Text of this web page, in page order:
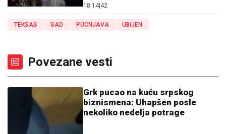
18:14 42
TEKSAS SAD PUCNJAVA UBIJEN
Povezane vesti
Grk pucao na kuću srpskog
biznismena: Uhapšen posle
nekoliko nedelja potrage